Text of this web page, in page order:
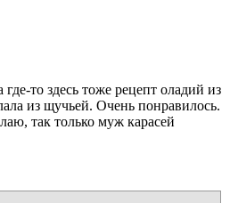
то здесь тоже рецепт оладий из
из щучьей. Очень понравилось.
так только муж карасей